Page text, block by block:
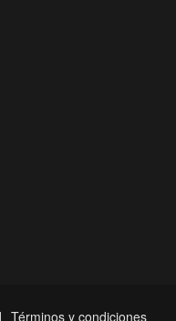
Términos y condiciones